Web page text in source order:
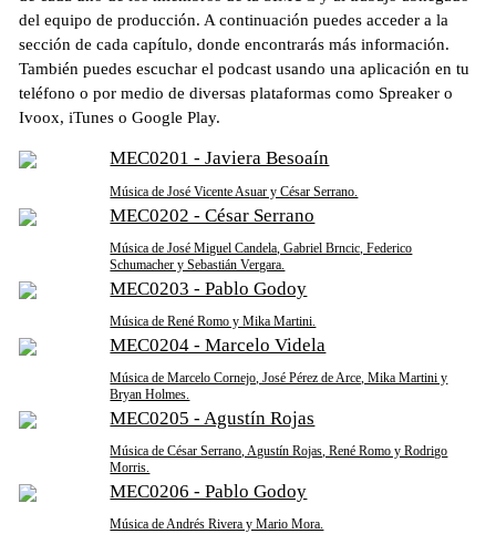
del equipo de producción. A continuación puedes acceder a la
sección de cada capítulo, donde encontrarás más información.
También puedes escuchar el podcast usando una aplicación en tu
teléfono o por medio de diversas plataformas como Spreaker o
Ivoox, iTunes o Google Play.
MEC0201 - Javiera Besoaín
Música de José Vicente Asuar y César Serrano.
MEC0202 - César Serrano
Música de José Miguel Candela, Gabriel Brncic, Federico
Schumacher y Sebastián Vergara.
MEC0203 - Pablo Godoy
Música de René Romo y Mika Martini.
MEC0204 - Marcelo Videla
Música de Marcelo Cornejo, José Pérez de Arce, Mika Martini y
Bryan Holmes.
MEC0205 - Agustín Rojas
Música de César Serrano, Agustín Rojas, René Romo y Rodrigo
Morris.
MEC0206 - Pablo Godoy
Música de Andrés Rivera y Mario Mora.